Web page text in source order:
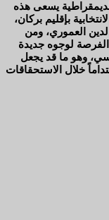
يسعى هذه
بإقليم بركان،
العموري، ومن
الفرصة لوجوه جديدة
وهو ما قد يجعل
خلال الاستحقاقات